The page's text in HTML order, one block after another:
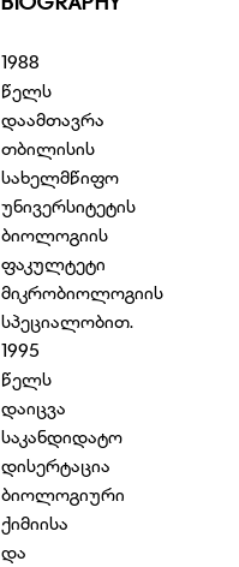
1988
წელს
დაამთავრა
თბილისის
სახელმწიფო
უნივერსიტეტის
ბიოლოგიის
ფაკულტეტი
მიკრობიოლოგიის
სპეციალობით.
1995
წელს
დაიცვა
საკანდიდატო
დისერტაცია
ბიოლოგიური
ქიმიისა
და